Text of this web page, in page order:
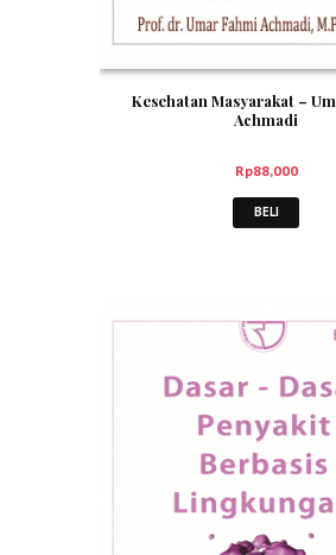
Kesehatan Masyarakat –
Achmadi
Rp88,000
BELI